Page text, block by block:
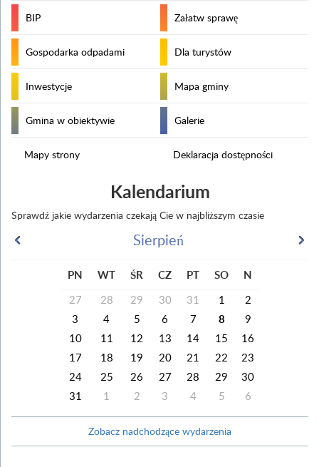
BIP Załatw sprawę
Gospodarka odpadami Dla turystów
Inwestycje Mapa gminy
Gmina w obiektywie Galerie
Mapy strony Deklaracja dostępności
Kalendarium
Sprawdź jakie wydarzenia czekają Cie w najbliższym czasie
Sierpień
PN WT ŚR CZ PT SO N
27 28 29 30 31 1
2
3
4 5 6 7 8
9
10
11 12 13 14 15
16
17
18 19 20 21 22
23
24
25 26 27 28 29
30
31
1 2 3 4 5 6
Zobacz nadchodzące wydarzenia